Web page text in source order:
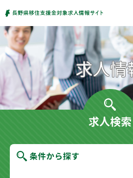
求人検索
条件から探す